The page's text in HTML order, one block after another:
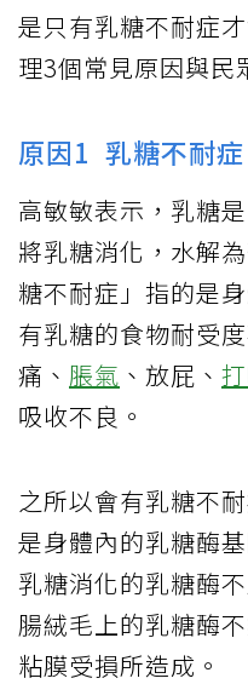
是只有乳糖不耐症
理3個常見原因與民
原因1 乳糖不耐症
高敏敏表示，乳糖
將乳糖消化，水解
糖不耐症」指的是
有乳糖的食物耐受
痛、 脹氣 、放屁、
吸收不良。
之所以會有乳糖不
是身體內的乳糖酶
乳糖消化的乳糖酶
腸絨毛上的乳糖酶
粘膜受損所造成。